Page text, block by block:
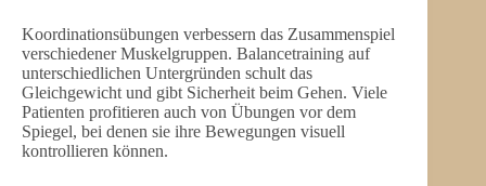
Koordinationsübungen verbessern das Zusammenspiel
verschiedener Muskelgruppen. Balancetraining auf
unterschiedlichen Untergründen schult das
Gleichgewicht und gibt Sicherheit beim Gehen. Viele
Patienten profitieren auch von Übungen vor dem
Spiegel, bei denen sie ihre Bewegungen visuell
kontrollieren können.